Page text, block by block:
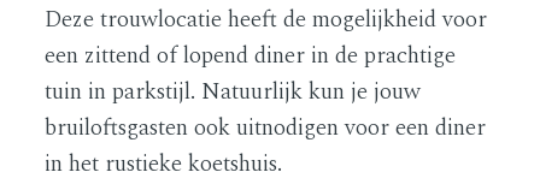
Deze trouwlocatie heeft de mogelijkheid voor
een zittend of lopend diner in de prachtige
tuin in parkstijl. Natuurlijk kun je jouw
bruiloftsgasten ook uitnodigen voor een diner
in het rustieke koetshuis.